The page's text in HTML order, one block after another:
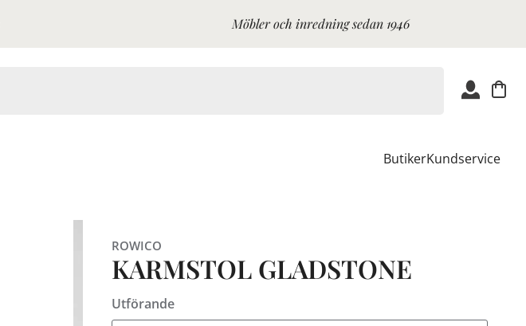
Möbler och inredning sedan 1946
ButikerKundservice
ROWICO
KARMSTOL GLADSTONE
Utförande